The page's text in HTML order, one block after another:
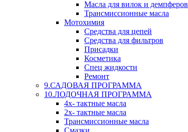
Масла для вилок и демпферов
Трансмиссионные масла
Мотохимия
Средства для цепей
Средства для фильтров
Присадки
Косметика
Спец жидкости
Ремонт
9.САДОВАЯ ПРОГРАММА
10.ЛОДОЧНАЯ ПРОГРАММА
4х- тактные масла
2х- тактные масла
Трансмиссионные масла
Смазки